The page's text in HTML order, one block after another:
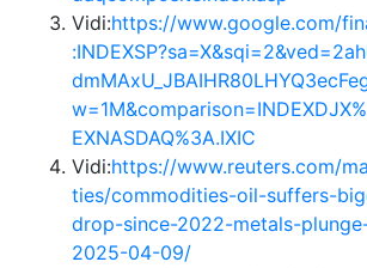
Vidi:https://www.google.com/
EXNASDAQ%3A.IXIC
Vidi:https://www.reuters.com/
ties/commodities-oil-suffers-
drop-since-2022-metals-
2025-04-09/